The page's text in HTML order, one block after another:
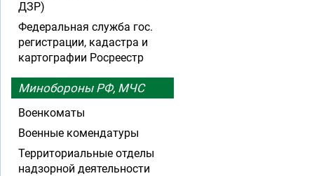
ДЗР)
Федеральная служба гос.
регистрации, кадастра и
картографии Росреестр
Минобороны РФ, МЧС
Военкоматы
Военные комендатуры
Территориальные отделы
надзорной деятельности